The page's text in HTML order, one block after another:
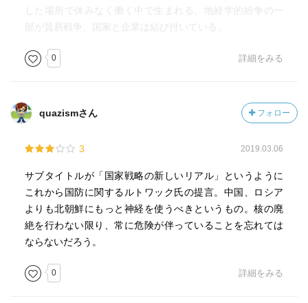
した場所で休みなく働く中で生まれる。地経学的紛争の一
部が貿易戦争、国家と企業は結び付いている。
0 詳細をみる
quazismさん フォロー
3 2019.03.06
サブタイトルが「国家戦略の新しいリアル」というように
これから国防に関するルトワック氏の提言。中国、ロシア
よりも北朝鮮にもっと神経を使うべきというもの。核の廃
絶を行わない限り、常に危険が伴っていることを忘れては
ならないだろう。
0 詳細をみる